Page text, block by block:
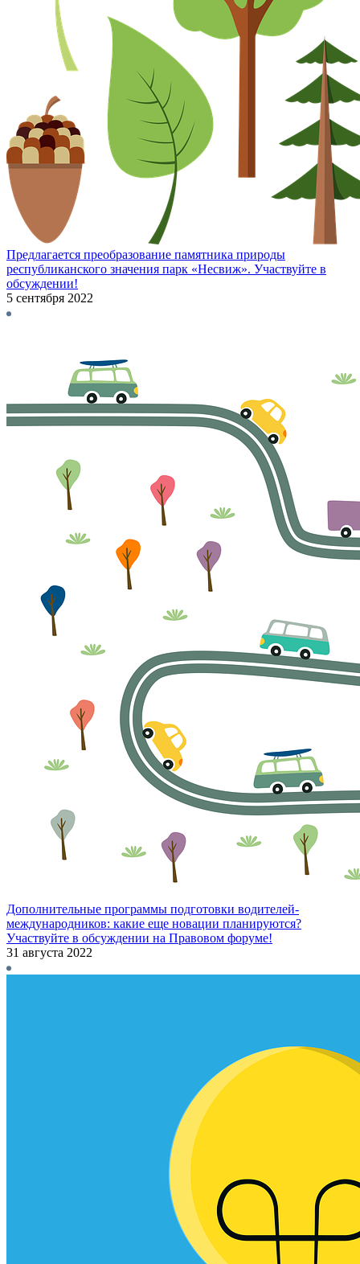
Предлагается преобразование памятника природы
республиканского значения парк «Несвиж». Участвуйте в
обсуждении!
5 сентября 2022
Дополнительные программы подготовки водителей-
международников: какие еще новации планируются?
Участвуйте в обсуждении на Правовом форуме!
31 августа 2022